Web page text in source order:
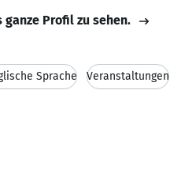
ganze Profil zu sehen.
Sprache Veranstaltungen